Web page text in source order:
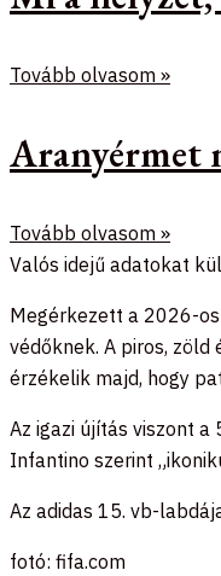
Tovább olvasom »
Aranyérmet
Tovább olvasom »
Valós idejű adatokat
Megérkezett a 2026-
védőknek. A piros,
érzékelik majd, hogy
Az igazi újítás viszont
Infantino szerint
Az adidas 15. vb-
fotó: fifa.com